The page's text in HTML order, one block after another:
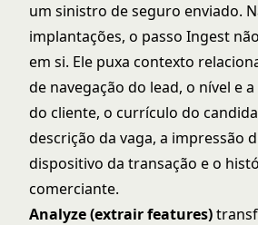
um sinistro de seguro enviado.
implantações, o passo Ingest
em si. Ele puxa contexto
de navegação do lead, o nível e
do cliente, o currículo do
descrição da vaga, a impressão
dispositivo da transação e o
comerciante.
Analyze (extrair features)